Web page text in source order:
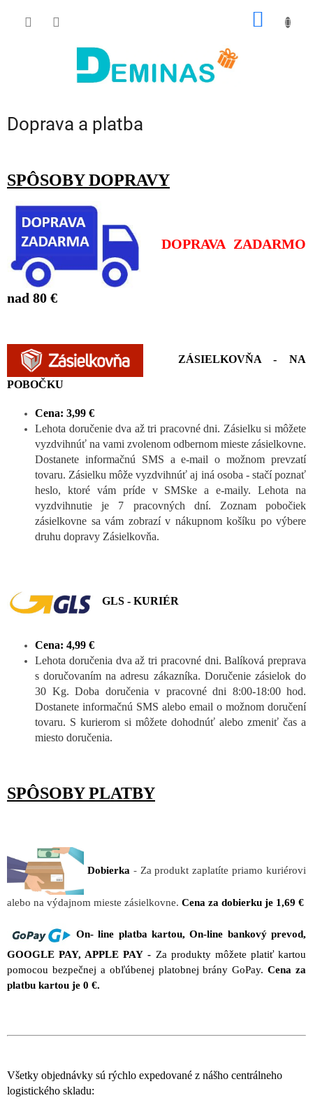
Doprava a platba
SPÔSOBY DOPRAVY
DOPRAVA ZADARMO
nad 80 €
ZÁSIELKOVŇA - NA
POBOČKU
Cena: 3,99 €
Lehota doručenie dva až tri pracovné dni. Zásielku si môžete
vyzdvihnúť na vami zvolenom odbernom mieste zásielkovne.
Dostanete informačnú SMS a e-mail o možnom prevzatí
tovaru. Zásielku môže vyzdvihnúť aj iná osoba - stačí poznať
heslo, ktoré vám príde v SMSke a e-maily. Lehota na
vyzdvihnutie je 7 pracovných dní. Zoznam pobočiek
zásielkovne sa vám zobrazí v nákupnom košíku po výbere
druhu dopravy Zásielkovňa.
GLS - KURIÉR
Cena: 4,99 €
Lehota doručenia dva až tri pracovné dni. Balíková preprava
s doručovaním na adresu zákazníka. Doručenie zásielok do
30 Kg. Doba doručenia v pracovné dni 8:00-18:00 hod.
Dostanete informačnú SMS alebo email o možnom doručení
tovaru. S kurierom si môžete dohodnúť alebo zmeniť čas a
miesto doručenia.
SPÔSOBY PLATBY
Dobierka - Za produkt zaplatíte priamo kuriérovi
alebo na výdajnom mieste zásielkovne. Cena za dobierku je 1,69 €
On- line platba kartou, On-line bankový prevod,
GOOGLE PAY, APPLE PAY- Za produkty môžete platiť kartou
pomocou bezpečnej a obľúbenej platobnej brány GoPay. Cena za
platbu kartou je 0 €.
Všetky objednávky sú rýchlo expedované z nášho centrálneho
logistického skladu: